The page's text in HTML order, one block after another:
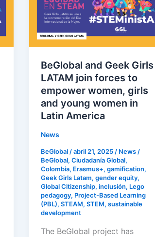
BeGlobal and Geek Girls
LATAM join forces to
empower women, girls
and young women in
Latin America
News
BeGlobal /abril 21, 2025 / News/
BeGlobal, Ciudadanía Global,
Colombia, Erasmus+, gamification,
Geek Girls Latam, gender equity,
Global Citizenship, inclusión, Lego
pedagogy, Project-Based Learning
(PBL), STEAM, STEM, sustainable
development
The BeGlobal project has
Girls
join
to
empower
women,
girls
and
women
in
Latin
America